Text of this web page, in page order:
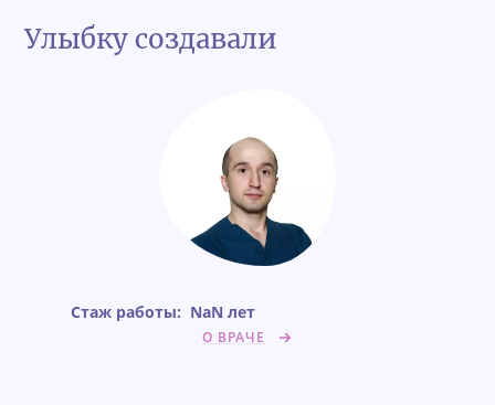
Улыбку создавали
Стаж работы: NaN лет
О ВРАЧЕ